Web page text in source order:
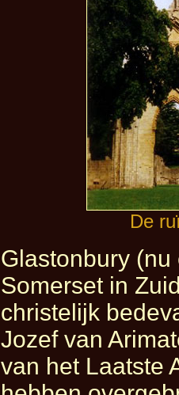
De
Glastonbury
Somerset in
christelijk
Jozef van
van het Laatste